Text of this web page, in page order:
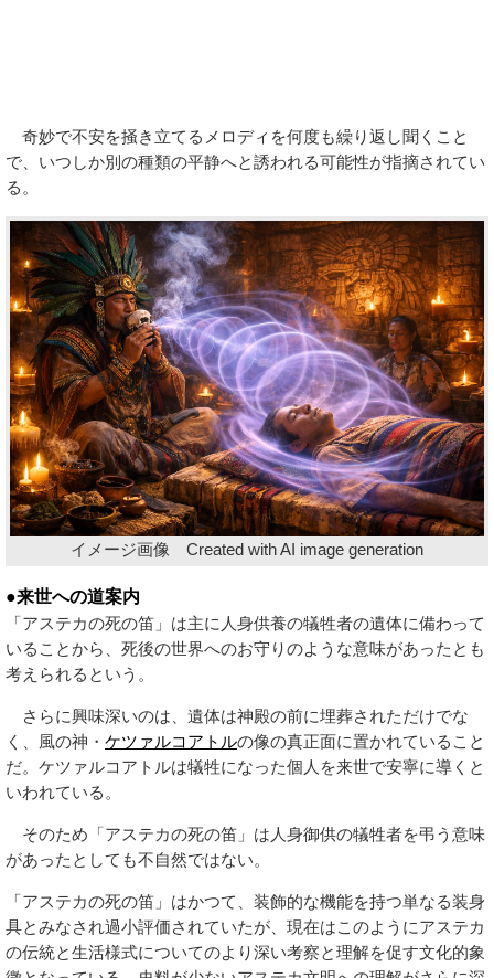
奇妙で不安を掻き立てるメロディを何度も繰り返し聞くこと
で、いつしか別の種類の平静へと誘われる可能性が指摘されてい
る。
イメージ画像 Created with AI image generation
●来世への道案内
「アステカの死の笛」は主に人身供養の犠牲者の遺体に備わって
いることから、死後の世界へのお守りのような意味があったとも
考えられるという。
さらに興味深いのは、遺体は神殿の前に埋葬されただけでな
く、風の神・ ケツァルコアトルの像の真正面に置かれていること
だ。ケツァルコアトルは犠牲になった個人を来世で安寧に導くと
いわれている。
そのため「アステカの死の笛」は人身御供の犠牲者を弔う意味
があったとしても不自然ではない。
「アステカの死の笛」はかつて、装飾的な機能を持つ単なる装身
具とみなされ過小評価されていたが、現在はこのようにアステカ
の伝統と生活様式についてのより深い考察と理解を促す文化的象